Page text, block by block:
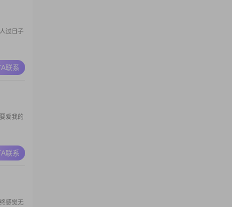
过日子
联系
爱我的
联系
感觉无